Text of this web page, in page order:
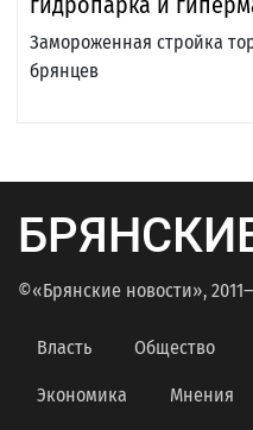
Замороженная стройка
брянцев
©«Брянские новости»,
Власть Общество
Экономика Мнения